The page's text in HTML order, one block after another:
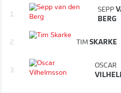
1.
SEPP
BERG
2. TIM SKARKE
3.
OSCAR